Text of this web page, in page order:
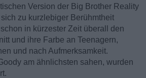
Version der Big Brother Reality
zu kurzlebiger Berühmtheit
in kürzester Zeit überall den
und ihre Farbe an Teenagern,
und nach Aufmerksamkeit.
am ähnlichsten sahen, wurden